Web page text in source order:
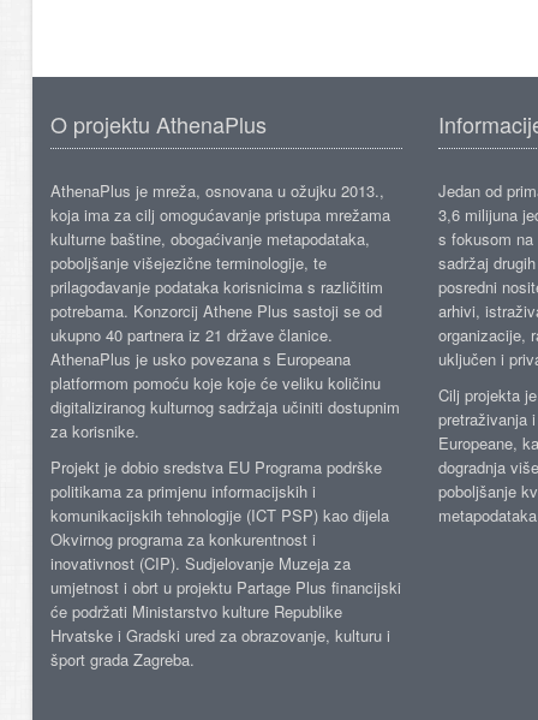
O projektu AthenaPlus
AthenaPlus je mreža, osnovana u ožujku 2013.,
koja ima za cilj omogućavanje pristupa mrežama
kulturne baštine, obogaćivanje metapodataka,
poboljšanje višejezične terminologije, te
prilagođavanje podataka korisnicima s različitim
potrebama. Konzorcij Athene Plus sastoji se od
ukupno 40 partnera iz 21 države članice.
AthenaPlus je usko povezana s Europeana
platformom pomoću koje koje će veliku količinu
digitaliziranog kulturnog sadržaja učiniti dostupnim
za korisnike.
Projekt je dobio sredstva EU Programa podrške
politikama za primjenu informacijskih i
komunikacijskih tehnologije (ICT PSP) kao dijela
Okvirnog programa za konkurentnost i
inovativnost (CIP). Sudjelovanje Muzeja za
umjetnost i obrt u projektu Partage Plus financijski
će podržati Ministarstvo kulture Republike
Hrvatske i Gradski ured za obrazovanje, kulturu i
šport grada Zagreba.
Jedan od
3,6 milijuna
s fokusom
sadržaj
posredni
arhivi,
organizacije,
uključen i
Cilj projekta
pretraživanja
Europeane,
dogradnja
poboljšanje